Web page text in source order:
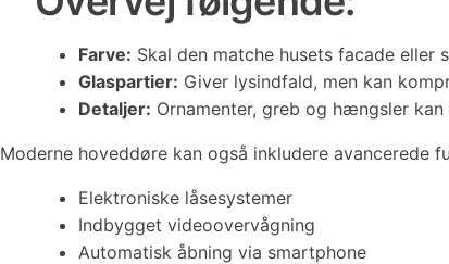
Farve: Skal den matche husets facade eller
Glaspartier: Giver lysindfald, men kan
Detaljer: Ornamenter, greb og hængsler
Moderne hoveddøre kan også inkludere avancerede
Elektroniske låsesystemer
Indbygget videoovervågning
Automatisk åbning via smartphone